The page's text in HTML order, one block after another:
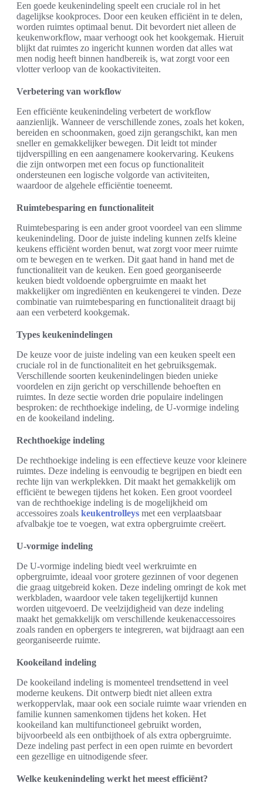
Een goede keukenindeling speelt een cruciale rol in het
dagelijkse kookproces. Door een keuken efficiënt in te delen,
worden ruimtes optimaal benut. Dit bevordert niet alleen de
keukenworkflow, maar verhoogt ook het kookgemak. Hieruit
blijkt dat ruimtes zo ingericht kunnen worden dat alles wat
men nodig heeft binnen handbereik is, wat zorgt voor een
vlotter verloop van de kookactiviteiten.
Verbetering van workflow
Een efficiënte keukenindeling verbetert de workflow
aanzienlijk. Wanneer de verschillende zones, zoals het koken,
bereiden en schoonmaken, goed zijn gerangschikt, kan men
sneller en gemakkelijker bewegen. Dit leidt tot minder
tijdverspilling en een aangenamere kookervaring. Keukens
die zijn ontworpen met een focus op functionaliteit
ondersteunen een logische volgorde van activiteiten,
waardoor de algehele efficiëntie toeneemt.
Ruimtebesparing en functionaliteit
Ruimtebesparing is een ander groot voordeel van een slimme
keukenindeling. Door de juiste indeling kunnen zelfs kleine
keukens efficiënt worden benut, wat zorgt voor meer ruimte
om te bewegen en te werken. Dit gaat hand in hand met de
functionaliteit van de keuken. Een goed georganiseerde
keuken biedt voldoende opbergruimte en maakt het
makkelijker om ingrediënten en keukengerei te vinden. Deze
combinatie van ruimtebesparing en functionaliteit draagt bij
aan een verbeterd kookgemak.
Types keukenindelingen
De keuze voor de juiste indeling van een keuken speelt een
cruciale rol in de functionaliteit en het gebruiksgemak.
Verschillende soorten keukenindelingen bieden unieke
voordelen en zijn gericht op verschillende behoeften en
ruimtes. In deze sectie worden drie populaire indelingen
besproken: de rechthoekige indeling, de U-vormige indeling
en de kookeiland indeling.
Rechthoekige indeling
De rechthoekige indeling is een effectieve keuze voor kleinere
ruimtes. Deze indeling is eenvoudig te begrijpen en biedt een
rechte lijn van werkplekken. Dit maakt het gemakkelijk om
efficiënt te bewegen tijdens het koken. Een groot voordeel
van de rechthoekige indeling is de mogelijkheid om
accessoires zoals keukentrolleys met een verplaatsbaar
afvalbakje toe te voegen, wat extra opbergruimte creëert.
U-vormige indeling
De U-vormige indeling biedt veel werkruimte en
opbergruimte, ideaal voor grotere gezinnen of voor degenen
die graag uitgebreid koken. Deze indeling omringt de kok met
werkbladen, waardoor vele taken tegelijkertijd kunnen
worden uitgevoerd. De veelzijdigheid van deze indeling
maakt het gemakkelijk om verschillende keukenaccessoires
zoals randen en opbergers te integreren, wat bijdraagt aan een
georganiseerde ruimte.
Kookeiland indeling
De kookeiland indeling is momenteel trendsettend in veel
moderne keukens. Dit ontwerp biedt niet alleen extra
werkoppervlak, maar ook een sociale ruimte waar vrienden en
familie kunnen samenkomen tijdens het koken. Het
kookeiland kan multifunctioneel gebruikt worden,
bijvoorbeeld als een ontbijthoek of als extra opbergruimte.
Deze indeling past perfect in een open ruimte en bevordert
een gezellige en uitnodigende sfeer.
Welke keukenindeling werkt het meest efficiënt?